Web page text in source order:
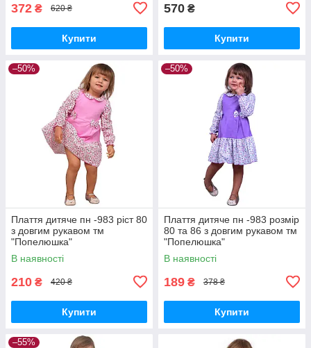
372 ₴ 620 ₴
Купити
570 ₴
Купити
–50%
Плаття дитяче пн -983 ріст 80
з довгим рукавом тм
"Попелюшка"
В наявності
210 ₴ 420 ₴
Купити
–50%
Плаття дитяче пн -983 розмір
80 та 86 з довгим рукавом тм
"Попелюшка"
В наявності
189 ₴ 378 ₴
Купити
–55%